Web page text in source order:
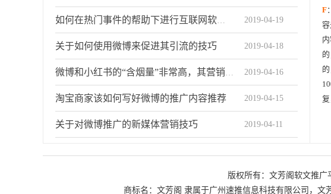
如何在热门事件的帮助下进行互联网软性广告营销 2019-04-19
关于如何使用微博来促进其引流的技巧 2019-04-18
微博和小红书的“含烟量”非常高，其营销目标是针对女性和青年。 2019-04-16
淘宝商家该如何写好微博的推广内容推荐 2019-04-15
关于对微博推广的新媒体营销技巧 2019-04-11
2019-04-08
F
复
版权所有：文芳阁软文推广
商标名：文芳阁 隶属于广州速推信息科技有限公司，文